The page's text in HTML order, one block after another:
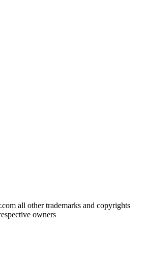
all other trademarks and copyrights
owners